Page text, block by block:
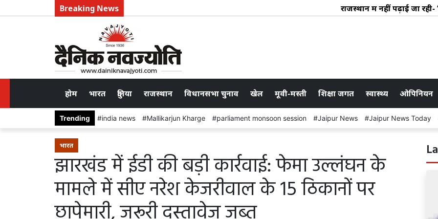
Breaking News राजस्थान में नहीं पढ़ाई जा रही-
होम भारत दुनिया राजस्थान विधानसभा चुनाव खेल मूवी-मस्ती शिक्षा जगत स्वास्थ्य ओपिनियन
Trending india news Mallikarjun Kharge parliament monsoon session Jaipur News Jaipur News Today
भारत
झारखंड में ईडी की बड़ी कार्रवाई: फेमा उल्लंघन के
मामले में सीए नरेश केजरीवाल के 15 ठिकानों पर